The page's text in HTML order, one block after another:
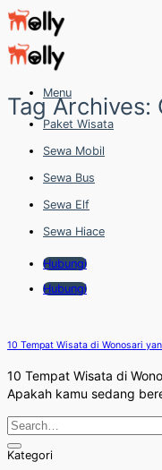
Skip
to
content
Menu
Paket Wisata
Sewa Mobil
Sewa Bus
Sewa Elf
Sewa Hiace
Hubungi
Hubungi
Tag Archives:
10 Tempat Wisata di Wonosari
10 Tempat Wisata di
Apakah kamu sedang
Kategori